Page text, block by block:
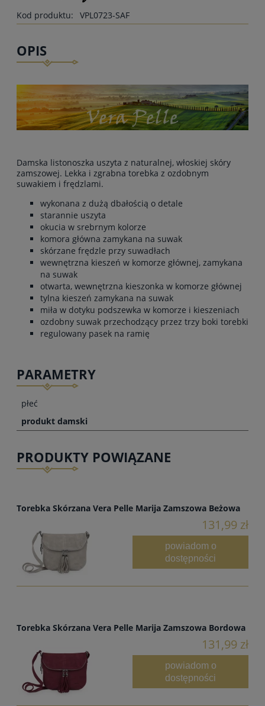
Kod produktu: VPL0723-SAF
OPIS
Damska listonoszka uszyta z naturalnej, włoskiej skóry
zamszowej. Lekka i zgrabna torebka z ozdobnym
suwakiem i frędzlami.
wykonana z dużą dbałością o detale
starannie uszyta
okucia w srebrnym kolorze
komora główna zamykana na suwak
skórzane frędzle przy suwadłach
wewnętrzna kieszeń w komorze głównej, zamykana
na suwak
otwarta, wewnętrzna kieszonka w komorze głównej
tylna kieszeń zamykana na suwak
miła w dotyku podszewka w komorze i kieszeniach
ozdobny suwak przechodzący przez trzy boki torebki
regulowany pasek na ramię
PARAMETRY
płeć
produkt damski
PRODUKTY POWIĄZANE
Torebka Skórzana Vera Pelle Marija Zamszowa Beżowa
131,99 zł
powiadom o
dostępności
Torebka Skórzana Vera Pelle Marija Zamszowa Bordowa
131,99 zł
powiadom o
dostępności